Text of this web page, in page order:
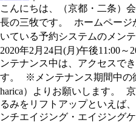
こんにちは、（京都・二条）
長の三牧です。 ホームページ
いている予約システムのメン
2020年2月24日(月)午後11:00
ンテナンス中は、アクセスで
す。 ※メンテナンス期間中の
harica）よりお願いします。
るみをリフトアップといえば
ンチエイジング・エイジング